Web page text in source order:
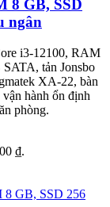
8 GB, SSD
ngân
i3-12100, RAM
tản Jonsbo
XA-22, bàn
hành ổn định
phòng.
₫.